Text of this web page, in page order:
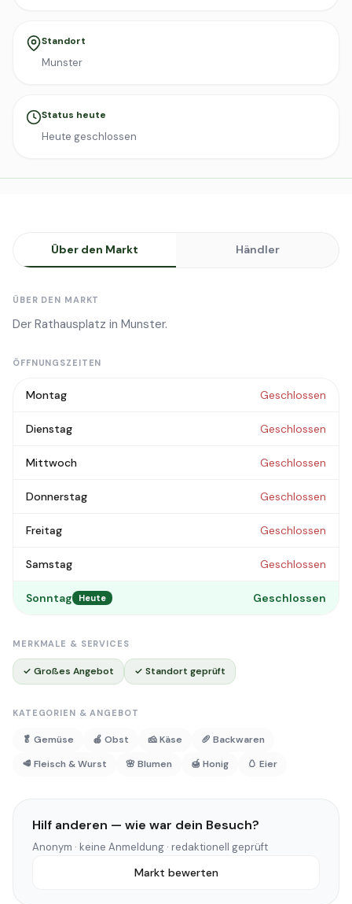
Standort
Munster
Status heute
Heute geschlossen
Über den Markt Händler
ÜBER DEN MARKT
Der Rathausplatz in Munster.
ÖFFNUNGSZEITEN
Montag Geschlossen
Dienstag Geschlossen
Mittwoch Geschlossen
Donnerstag Geschlossen
Freitag Geschlossen
Samstag Geschlossen
Sonntag Heute Geschlossen
MERKMALE & SERVICES
✓ Großes Angebot ✓ Standort geprüft
KATEGORIEN & ANGEBOT
🥬 Gemüse 🍎 Obst 🧀 Käse
🥖 Backwaren
🥩 Fleisch & Wurst
🌸 Blumen 🍯 Honig 🥚 Eier
Hilf anderen — wie war dein Besuch?
Anonym · keine Anmeldung · redaktionell geprüft
Markt bewerten